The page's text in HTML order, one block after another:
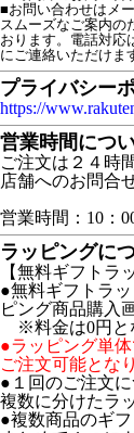
■お問い合わせはメ
スムーズなご案内の
おります。電話対応
にご連絡いただけま
プライバシー
https://
営業時間につ
ご注文は２４時
店舗へのお問合
営業時間：10：
ラッピングに
【無料ギフトラ
●無料ギフトラ
ピング商品購入
※料金は0円と
●ラッピング単
ご注文可能とな
●１回のご注文
複数に分けたラ
●複数商品のギ